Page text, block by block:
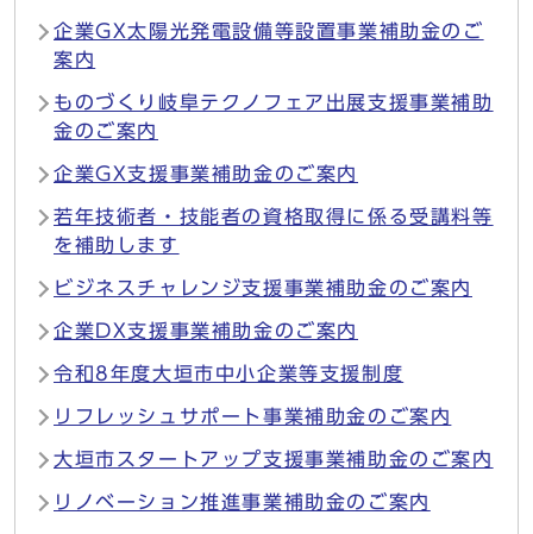
企業GX太陽光発電設備等設置事業補助金のご
案内
ものづくり岐阜テクノフェア出展支援事業補助
金のご案内
企業GX支援事業補助金のご案内
若年技術者・技能者の資格取得に係る受講料等
を補助します
ビジネスチャレンジ支援事業補助金のご案内
企業DX支援事業補助金のご案内
令和8年度大垣市中小企業等支援制度
リフレッシュサポート事業補助金のご案内
大垣市スタートアップ支援事業補助金のご案内
リノベーション推進事業補助金のご案内